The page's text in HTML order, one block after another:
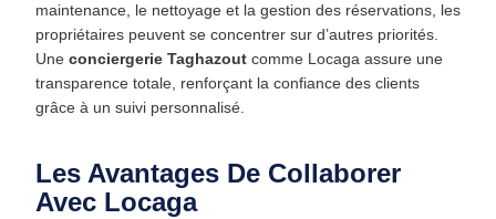
maintenance, le nettoyage et la gestion des réservations, les
propriétaires peuvent se concentrer sur d’autres priorités.
Une conciergerie Taghazout comme Locaga assure une
transparence totale, renforçant la confiance des clients
grâce à un suivi personnalisé.
Les Avantages De Collaborer
Avec Locaga